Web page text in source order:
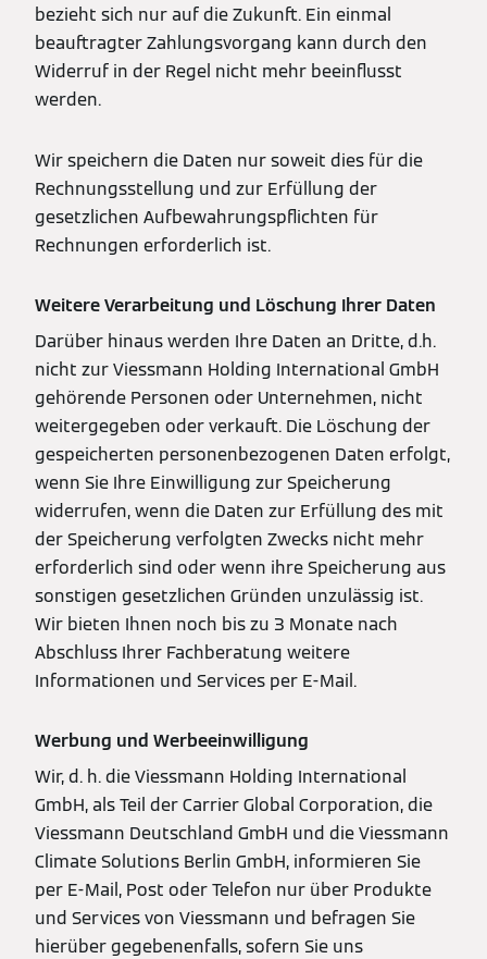
bezieht sich nur auf die Zukunft. Ein einmal
beauftragter Zahlungsvorgang kann durch den
Widerruf in der Regel nicht mehr beeinflusst
werden.
Wir speichern die Daten nur soweit dies für die
Rechnungsstellung und zur Erfüllung der
gesetzlichen Aufbewahrungspflichten für
Rechnungen erforderlich ist.
Weitere Verarbeitung und Löschung Ihrer Daten
Darüber hinaus werden Ihre Daten an Dritte, d.h.
nicht zur Viessmann Holding International GmbH
gehörende Personen oder Unternehmen, nicht
weitergegeben oder verkauft. Die Löschung der
gespeicherten personenbezogenen Daten erfolgt,
wenn Sie Ihre Einwilligung zur Speicherung
widerrufen, wenn die Daten zur Erfüllung des mit
der Speicherung verfolgten Zwecks nicht mehr
erforderlich sind oder wenn ihre Speicherung aus
sonstigen gesetzlichen Gründen unzulässig ist.
Wir bieten Ihnen noch bis zu 3 Monate nach
Abschluss Ihrer Fachberatung weitere
Informationen und Services per E-Mail.
Werbung und Werbeeinwilligung
Wir, d. h. die Viessmann Holding International
GmbH, als Teil der Carrier Global Corporation, die
Viessmann Deutschland GmbH und die Viessmann
Climate Solutions Berlin GmbH, informieren Sie
per E-Mail, Post oder Telefon nur über Produkte
und Services von Viessmann und befragen Sie
hierüber gegebenenfalls, sofern Sie uns